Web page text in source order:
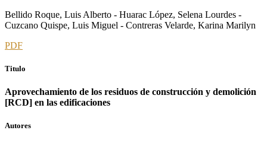
Bellido Roque, Luis Alberto - Huarac López, Selena Lourdes -
Cuzcano Quispe, Luis Miguel - Contreras Velarde, Karina Marilyn
PDF
Titulo
Aprovechamiento de los residuos de construcción y demolición
[RCD] en las edificaciones
Autores